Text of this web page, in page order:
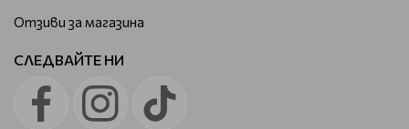
Отзиви за магазина
СЛЕДВАЙТЕ НИ